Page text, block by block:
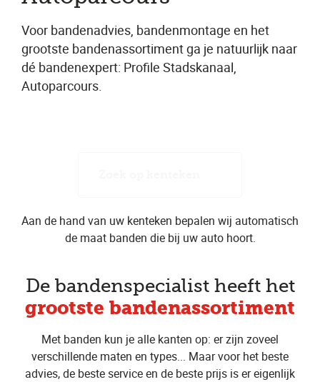
Voor bandenadvies, bandenmontage en het
grootste bandenassortiment ga je natuurlijk naar
dé bandenexpert: Profile Stadskanaal,
Autoparcours.
Aan de hand van uw kenteken bepalen wij automatisch
de maat banden die bij uw auto hoort.
De bandenspecialist heeft het
grootste bandenassortiment
Met banden kun je alle kanten op: er zijn zoveel
verschillende maten en types... Maar voor het beste
advies, de beste service en de beste prijs is er eigenlijk